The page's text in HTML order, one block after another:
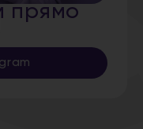
прямо